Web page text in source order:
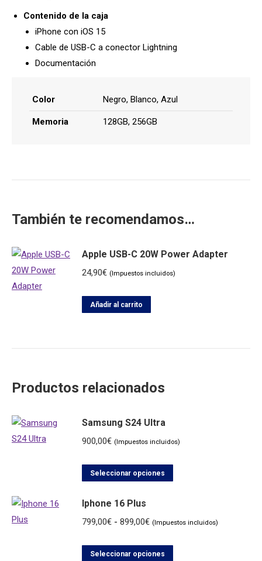
Contenido de la caja
iPhone con iOS 15
Cable de USB-C a conector Lightning
Documentación
Color Negro, Blanco, Azul
Memoria 128GB, 256GB
También te recomendamos…
Apple USB-C 20W Power Adapter
24,90€ (Impuestos incluidos)
Añadir al carrito
Productos relacionados
Samsung S24 Ultra
900,00€ (Impuestos incluidos)
Seleccionar opciones
múltiples
Iphone 16 Plus
799,00€ - 899,00€Rango
precios:
(Impuestos incluidos)
Seleccionar opciones